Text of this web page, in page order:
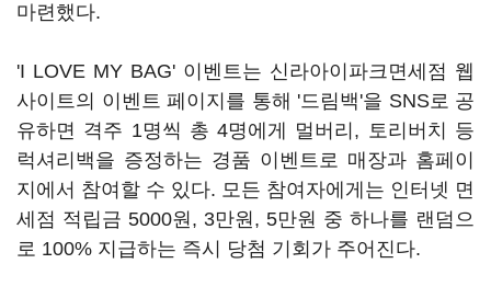
마련했다.
'I LOVE MY BAG' 이벤트는 신라아이파크면세점 웹
사이트의 이벤트 페이지를 통해 '드림백'을 SNS로 공
유하면 격주 1명씩 총 4명에게 멀버리, 토리버치 등
럭셔리백을 증정하는 경품 이벤트로 매장과 홈페이
지에서 참여할 수 있다. 모든 참여자에게는 인터넷 면
세점 적립금 5000원, 3만원, 5만원 중 하나를 랜덤으
로 100% 지급하는 즉시 당첨 기회가 주어진다.